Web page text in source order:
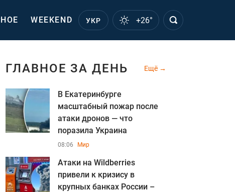
WEEKEND УКР +26°
ГЛАВНОЕ ЗА ДЕНЬ Ещё
В Екатеринбурге
масштабный пожар после
атаки дронов — что
поразила Украина
08:06 Мир
Атаки на Wildberries
привели к кризису в
крупных банках России –